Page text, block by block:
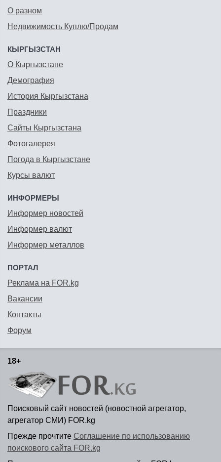
О разном
Недвижимость Куплю/Продам
КЫРГЫЗСТАН
О Кыргызстане
Демография
История Кыргызстана
Праздники
Сайты Кыргызстана
Фотогалерея
Погода в Кыргызстане
Курсы валют
ИНФОРМЕРЫ
Информер новостей
Информер валют
Информер металлов
ПОРТАЛ
Реклама на FOR.kg
Вакансии
Контакты
Форум
18+
Поисковый сайт новостей (новостной агрегатор,
агрегатор СМИ) FOR.kg
Прежде прочтите Соглашение по использованию
поискового сайта FOR.kg